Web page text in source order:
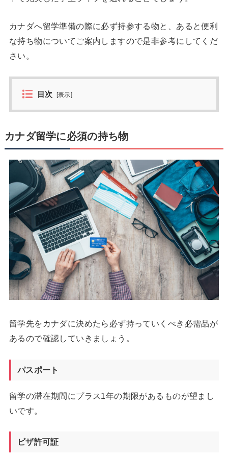
カナダへ留学準備の際に必ず持参する物と、あると便利
な持ち物についてご案内しますので是非参考にしてくだ
さい。
目次 [表示]
カナダ留学に必須の持ち物
留学先をカナダに決めたら必ず持っていくべき必需品が
あるので確認していきましょう。
パスポート
留学の滞在期間にプラス1年の期限があるものが望まし
いです。
ビザ許可証